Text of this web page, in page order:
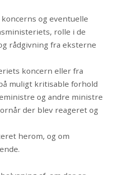
og eventuelle
rolle i de
rådgivning fra eksterne
koncern eller fra
muligt kritisable forhold
og andre ministre
der blev reageret og
herom, og om